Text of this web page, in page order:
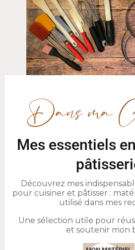
Dans ma
Mes essentiels
Découvrez mes
utilisé dans mes
Une sélection utile pour
et soutenir mon